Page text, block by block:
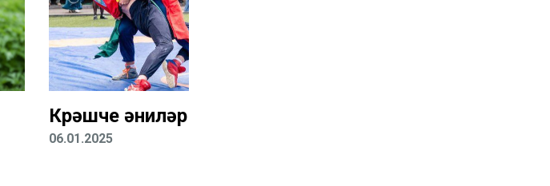
Көрәшче әниләр
06.01.2025